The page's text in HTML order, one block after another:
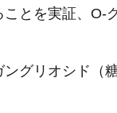
とを実証、O-
グリオシド（